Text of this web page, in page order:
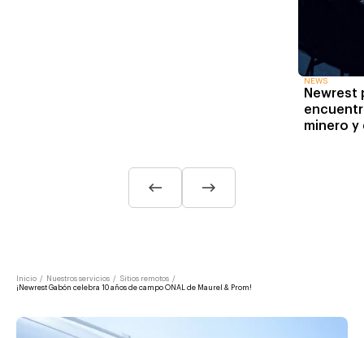
NEWS
Newrest
minero
Inicio / Nuestros servicios / Sitios remotos /
¡Newrest Gabón celebra 10 años de campo ONAL de Maurel & Prom!